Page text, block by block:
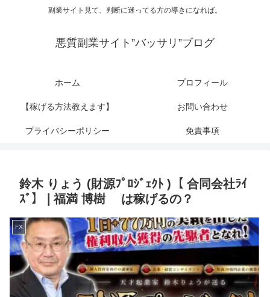
副業サイト見て、判断に迷ってる方の導きになれば。
悪質副業サイト”バッサリ”ブログ
ホーム プロフィール
【稼げる方法教えます】 お問い合わせ
プライバシーポリシー 免責事項
鈴木 りょう (財源ﾌﾟﾛｼﾞｪｸﾄ )【 合同会社ﾗｲ
ｽﾞ】❘福満 博樹 は稼げるの？
FX